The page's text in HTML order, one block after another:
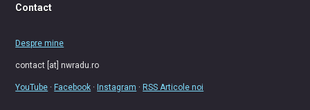
Contact
Despre mine
contact [at] nwradu.ro
YouTube ·Facebook ·Instagram ·RSS Articole noi